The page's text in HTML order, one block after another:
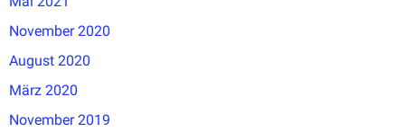
November 2020
August 2020
März 2020
November 2019